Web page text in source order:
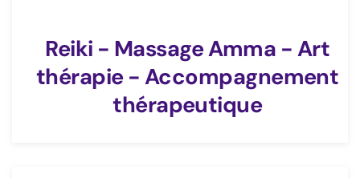
Reiki - Massage Amma - Art
thérapie - Accompagnement
thérapeutique